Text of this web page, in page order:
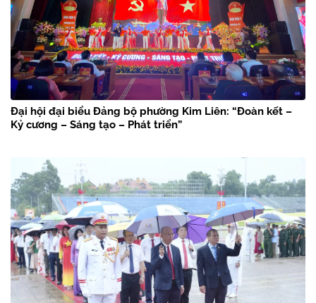
Đại hội đại biểu Đảng bộ phường Kim Liên: “Đoàn kết –
Kỷ cương – Sáng tạo – Phát triển”